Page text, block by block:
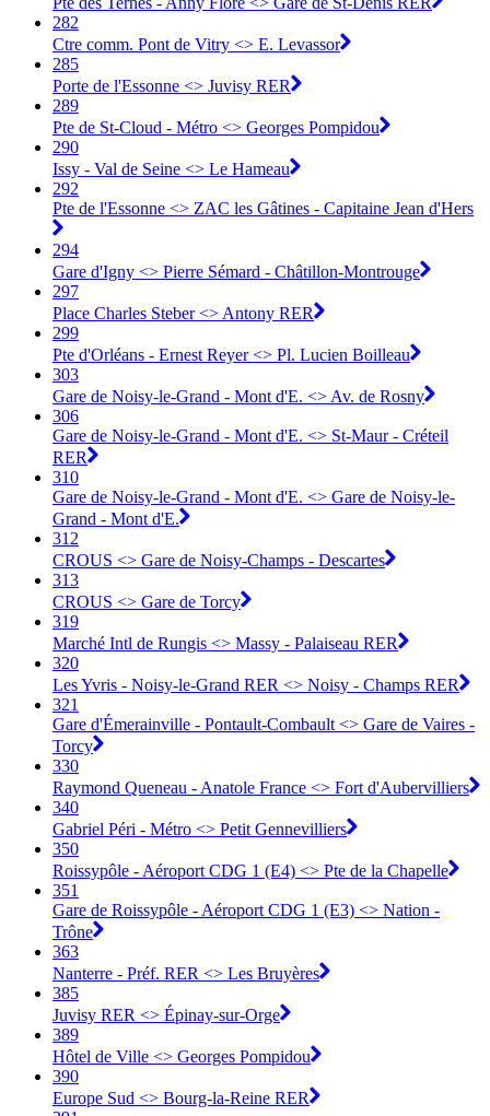
282
Ctre comm. Pont de Vitry <> E. Levassor
285
Porte de l'Essonne <> Juvisy RER
289
Pte de St-Cloud - Métro <> Georges Pompidou
290
Issy - Val de Seine <> Le Hameau
292
Pte de l'Essonne <> ZAC les Gâtines - Capitaine Jean d'Hers
294
Gare d'Igny <> Pierre Sémard - Châtillon-Montrouge
297
Place Charles Steber <> Antony RER
299
Pte d'Orléans - Ernest Reyer <> Pl. Lucien Boilleau
303
Gare de Noisy-le-Grand - Mont d'E. <> Av. de Rosny
306
Gare de Noisy-le-Grand - Mont d'E. <> St-Maur - Créteil
RER
310
Gare de Noisy-le-Grand - Mont d'E. <> Gare de Noisy-le-
Grand - Mont d'E.
312
CROUS <> Gare de Noisy-Champs - Descartes
313
CROUS <> Gare de Torcy
319
Marché Intl de Rungis <> Massy - Palaiseau RER
320
Les Yvris - Noisy-le-Grand RER <> Noisy - Champs RER
321
Gare d'Émerainville - Pontault-Combault <> Gare de Vaires -
Torcy
330
Raymond Queneau - Anatole France <> Fort d'Aubervilliers
340
Gabriel Péri - Métro <> Petit Gennevilliers
350
Roissypôle - Aéroport CDG 1 (E4) <> Pte de la Chapelle
351
Gare de Roissypôle - Aéroport CDG 1 (E3) <> Nation -
Trône
363
Nanterre - Préf. RER <> Les Bruyères
385
Juvisy RER <> Épinay-sur-Orge
389
Hôtel de Ville <> Georges Pompidou
390
Europe Sud <> Bourg-la-Reine RER